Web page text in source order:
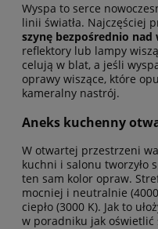
Wyspa to serce
linii światła. Najczęściej
szynę bezpośrednio nad
reflektory lub lampy
celują w blat, a jeśli
oprawy wiszące, które
kameralny nastrój.
Aneks kuchenny
W otwartej przestrzeni
kuchni i salonu tworzyło
ten sam kolor opraw.
mocniej i neutralnie
ciepło (3000 K). Jak to
w poradniku jak